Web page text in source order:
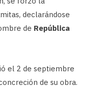
declarándose
de República
el 2 de septiembre
de su obra.